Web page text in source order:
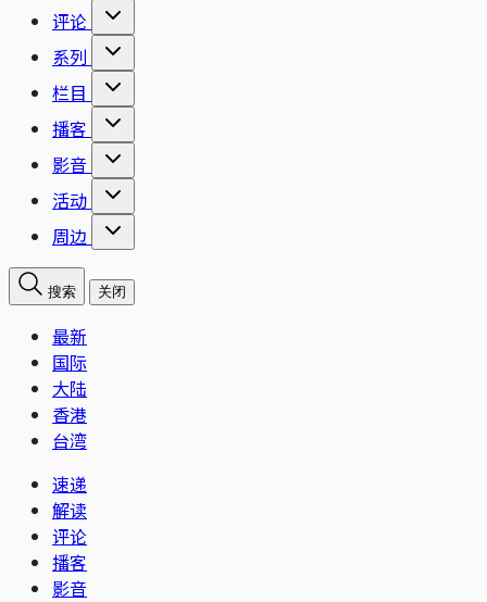
评论
系列
栏目
播客
影音
活动
周边
搜索 关闭
最新
国际
大陆
香港
台湾
速递
解读
评论
播客
影音